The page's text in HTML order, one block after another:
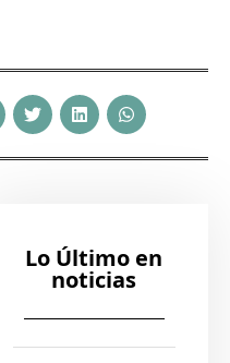
Lo Último en
noticias